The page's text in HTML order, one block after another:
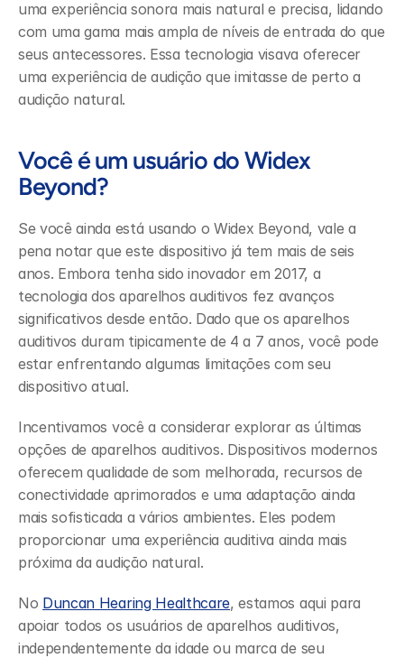
uma experiência sonora mais natural e precisa, lidando
com uma gama mais ampla de níveis de entrada do que
seus antecessores. Essa tecnologia visava oferecer
uma experiência de audição que imitasse de perto a
audição natural.
Você é um usuário do Widex
Beyond?
Se você ainda está usando o Widex Beyond, vale a
pena notar que este dispositivo já tem mais de seis
anos. Embora tenha sido inovador em 2017, a
tecnologia dos aparelhos auditivos fez avanços
significativos desde então. Dado que os aparelhos
auditivos duram tipicamente de 4 a 7 anos, você pode
estar enfrentando algumas limitações com seu
dispositivo atual.
Incentivamos você a considerar explorar as últimas
opções de aparelhos auditivos. Dispositivos modernos
oferecem qualidade de som melhorada, recursos de
conectividade aprimorados e uma adaptação ainda
mais sofisticada a vários ambientes. Eles podem
proporcionar uma experiência auditiva ainda mais
próxima da audição natural.
No Duncan Hearing Healthcare, estamos aqui para
apoiar todos os usuários de aparelhos auditivos,
independentemente da idade ou marca de seu